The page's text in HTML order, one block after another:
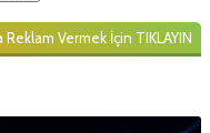
Reklam Vermek İçin TIKLAYIN